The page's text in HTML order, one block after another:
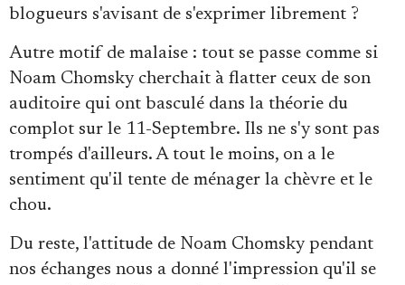
blogueurs s'avisant de s'exprimer librement ?
Autre motif de malaise : tout se passe comme si
Noam Chomsky cherchait à flatter ceux de son
auditoire qui ont basculé dans la théorie du
complot sur le 11-Septembre. Ils ne s'y sont pas
trompés d'ailleurs. A tout le moins, on a le
sentiment qu'il tente de ménager la chèvre et le
chou.
Du reste, l'attitude de Noam Chomsky pendant
nos échanges nous a donné l'impression qu'il se